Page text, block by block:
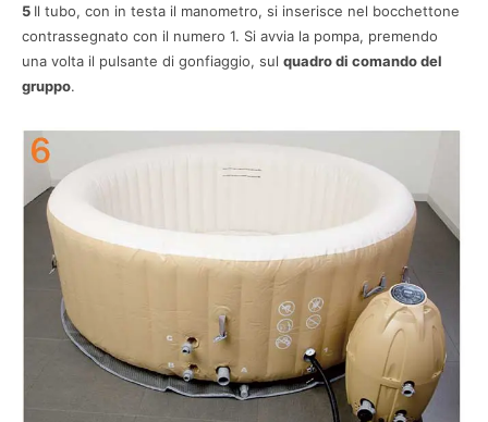
5 Il tubo, con in testa il manometro, si inserisce nel bocchettone
contrassegnato con il numero 1. Si avvia la pompa, premendo
una volta il pulsante di gonfiaggio, sul quadro di comando del
gruppo.